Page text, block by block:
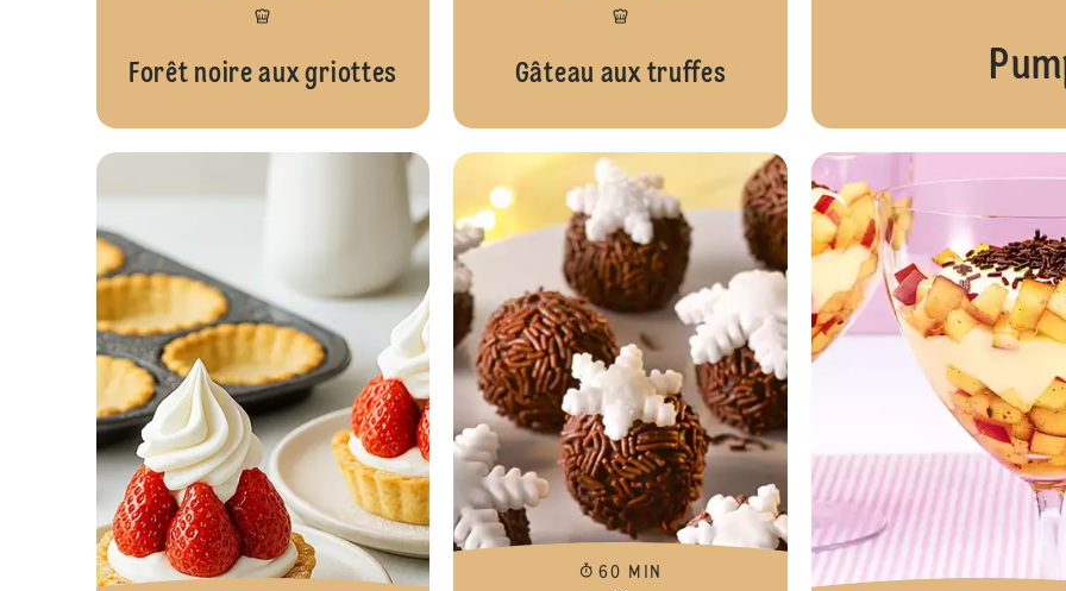
Forêt noire aux griottes Gâteau aux truffes
Tartelettes à la fraise
60 MIN